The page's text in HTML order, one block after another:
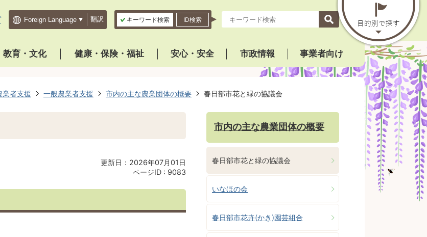
翻訳 キーワード検索 ID検索
教育・文化 健康・保険・福祉 安心・安全 市政情報 事業者向け
業者支援 一般農業者支援 市内の主な農業団体の概要 春日部市花と緑の協議会
更新日：2026年07月01日
ページID : 9083
市内の主な農業団体の概要
春日部市花と緑の協議会
いなほの会
春日部市花卉(かき)園芸組合